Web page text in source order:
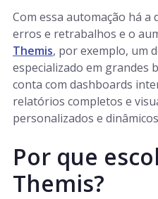
Com essa automação há
erros e retrabalhos e o
Themis, por exemplo, um
especializado em grandes
conta com dashboards
relatórios completos e
personalizados e
Por que
Themis?